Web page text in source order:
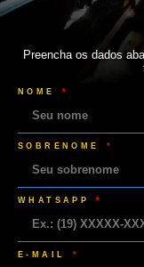
Preencha os dados
NOME
SOBRENOME
WHATSAPP
E-MAIL